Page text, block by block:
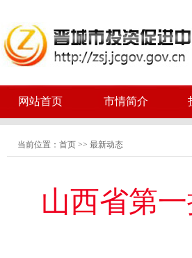
网站首页 市情简介
当前位置： 首页 >> 最新动态
山西省第